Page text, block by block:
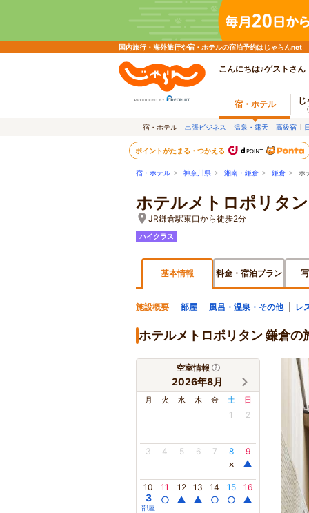
国内旅行・海外旅行や宿・ホテルの宿泊予約はじゃらんnet
こんにちは♪ゲストさん
宿・ホテル じ
宿・ホテル 出張ビジネス 温泉・露天 高級宿
ポイントがたまる・つかえる
宿・ホテル > 神奈川県 > 湘南・鎌倉 > 鎌倉 > ホ
ホテルメトロポリタ
JR鎌倉駅東口から徒歩2分
ハイクラス
基本情報 料金・宿泊プラン
施設概要 部屋 風呂・温泉・その他 レ
ホテルメトロポリタン 鎌倉の
空室情報
2026年8月
月 火 水 木 金 土 日
1 2
3 4 5 6 7 8
×
9
▲
10
3
部屋
11
○
12
▲
13
▲
14
○
15
○
16
▲